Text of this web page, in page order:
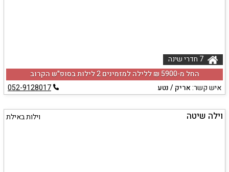
החל מ-‏5900 ₪ ללילה למזמינים 2 לילות בסופ"ש הקרוב
איש קשר:אריק / נטע 052-9128017
וילה שיטה וילות באילת